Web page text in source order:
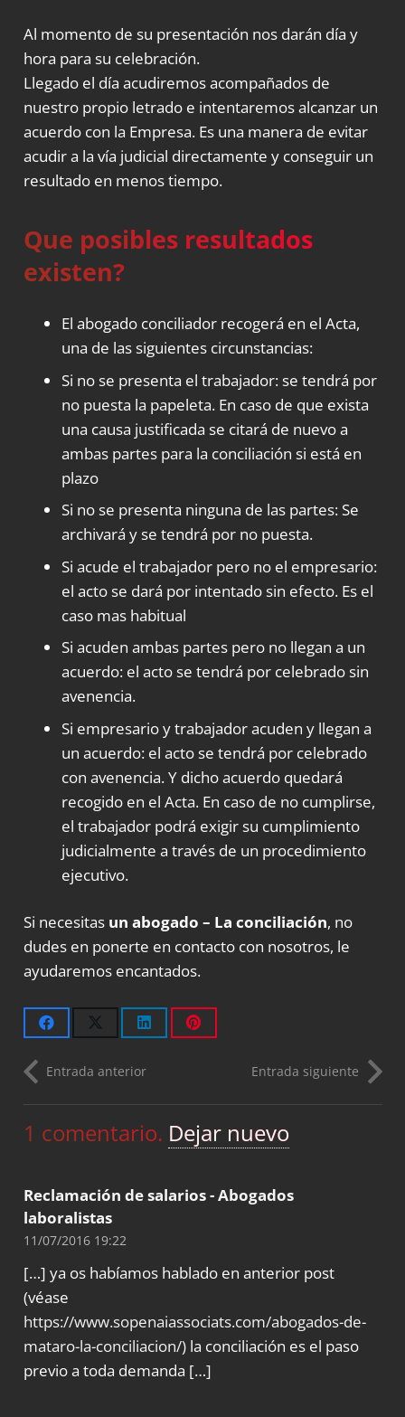
Al momento de su presentación nos darán día y
hora para su celebración.
Llegado el día acudiremos acompañados de
nuestro propio letrado e intentaremos alcanzar un
acuerdo con la Empresa. Es una manera de evitar
acudir a la vía judicial directamente y conseguir un
resultado en menos tiempo.
Que posibles resultados
existen?
El abogado conciliador recogerá en el Acta,
una de las siguientes circunstancias:
Si no se presenta el trabajador: se tendrá por
no puesta la papeleta. En caso de que exista
una causa justificada se citará de nuevo a
ambas partes para la conciliación si está en
plazo
Si no se presenta ninguna de las partes: Se
archivará y se tendrá por no puesta.
Si acude el trabajador pero no el empresario:
el acto se dará por intentado sin efecto. Es el
caso mas habitual
Si acuden ambas partes pero no llegan a un
acuerdo: el acto se tendrá por celebrado sin
avenencia.
Si empresario y trabajador acuden y llegan a
un acuerdo: el acto se tendrá por celebrado
con avenencia. Y dicho acuerdo quedará
recogido en el Acta. En caso de no cumplirse,
el trabajador podrá exigir su cumplimiento
judicialmente a través de un procedimiento
ejecutivo.
Si necesitas un abogado – La conciliación, no
dudes en ponerte en contacto con nosotros, le
ayudaremos encantados.
Entrada anterior Entrada siguiente
1 comentario. Dejar nuevo
Reclamación de salarios - Abogados
laboralistas
11/07/2016 19:22
[…] ya os habíamos hablado en anterior post
(véase
https://www.sopenaiassociats.com/abogados-de-
mataro-la-conciliacion/) la conciliación es el paso
previo a toda demanda […]